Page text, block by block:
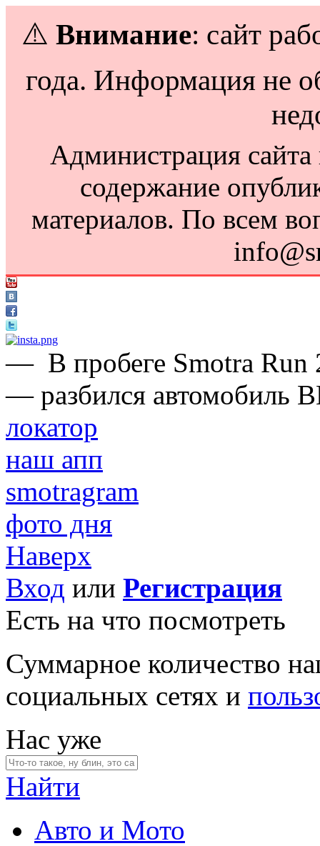
⚠️ Внимание: сайт
года. Информация не
Администрация сайта
содержание
материалов. По всем
— В пробеге Smotra
— разбился автомобиль
локатор
наш апп
smotragram
фото дня
Наверх
Вход или Регистрация
Есть на что посмотреть
Суммарное количество
социальных сетях и
Нас уже
Найти
Авто и Мото